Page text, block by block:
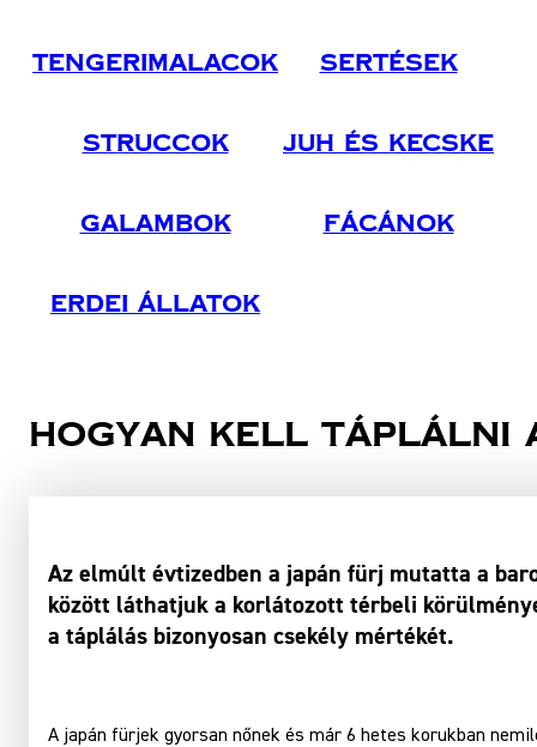
Tengerimalacok Sertések
Struccok Juh És Kecske
Galambok Fácánok
Erdei Állatok
Hogyan kell táplálni
Az elmúlt évtizedben a japán fürj mutatta a
között láthatjuk a korlátozott térbeli
a táplálás bizonyosan csekély mértékét.
A japán fürjek gyorsan nőnek és már 6 hetes korukban